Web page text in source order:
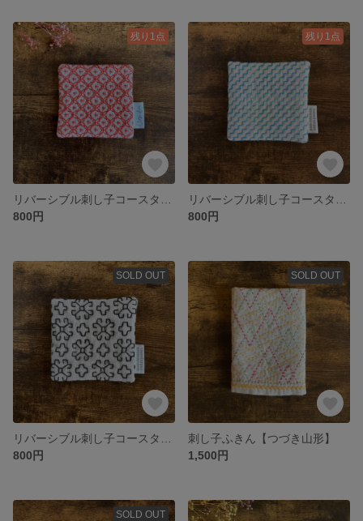
残り1点
800円
残り1点
800円
SOLD OUT
800円
SOLD OUT
刺し子ふきん【つづき山形】
1,500円
SOLD OUT